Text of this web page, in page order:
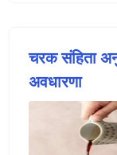
चरक संहिता
अवधारणा